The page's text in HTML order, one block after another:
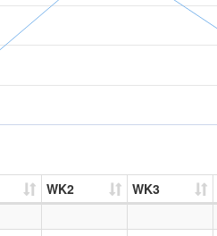
WK2 WK3